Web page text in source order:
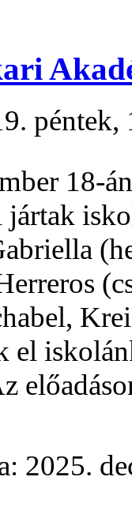
18-
jártak
el
2025.